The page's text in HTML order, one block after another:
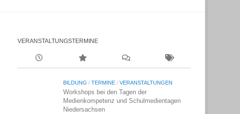
VERANSTALTUNGSTERMINE
BILDUNG /TERMINE /VERANSTALTUNGEN
Workshops bei den Tagen der
Medienkompetenz und Schulmedientagen
Niedersachsen